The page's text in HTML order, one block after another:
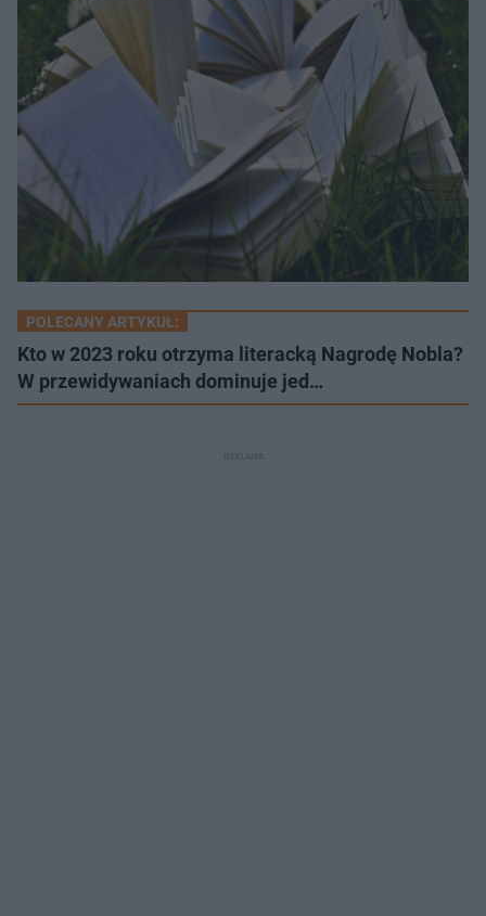
POLECANY ARTYKUŁ:
Kto w 2023 roku otrzyma literacką Nagrodę Nobla?
W przewidywaniach dominuje jed…